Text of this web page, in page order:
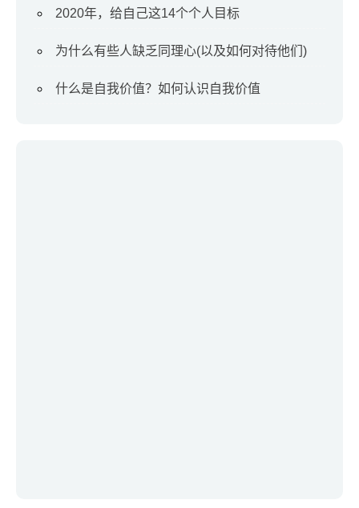
2020年，给自己这14个个人目标
为什么有些人缺乏同理心(以及如何对待他们)
什么是自我价值？如何认识自我价值